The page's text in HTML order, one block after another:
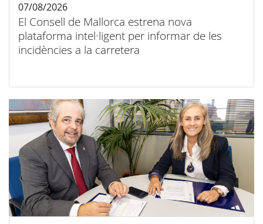
El Consell de Mallorca estrena nova
plataforma intel·ligent per informar de les
incidències a la carretera
07/08/2026